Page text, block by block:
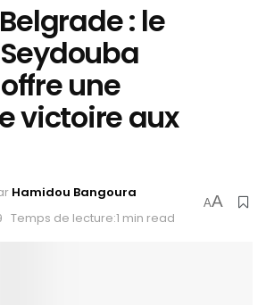
: le
une
victoire aux
Hamidou Bangoura
Temps de lecture:1 min read
AA